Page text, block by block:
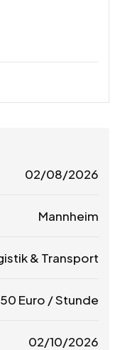
02/08/2026
Mannheim
& Transport
Euro / Stunde
02/10/2026